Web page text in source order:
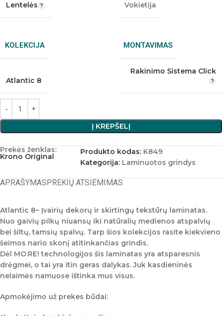
Lentelės Vokietija
KOLEKCIJA
Atlantic 8
MONTAVIMAS
Rakinimo Sistema Click
Į KREPŠELĮ
Prekės ženklas:
Krono Original
Produkto kodas: K849
Kategorija: Laminuotos grindys
APRAŠYMASPREKIŲ ATSIĖMIMAS
Atlantic 8– Įvairių dekorų ir skirtingų tekstūrų laminatas.
Nuo gaivių pilkų niuansų iki natūralių medienos atspalvių
bei šiltų, tamsių spalvų. Tarp šios kolekcijos rasite kiekvieno
šeimos nario skonį atitinkančias grindis.
Dėl MO.RE! technologijos šis laminatas yra atsparesnis
drėgmei, o tai yra itin geras dalykas. Juk kasdieninės
nelaimės namuose ištinka mus visus.
Apmokėjimo už prekes būdai: